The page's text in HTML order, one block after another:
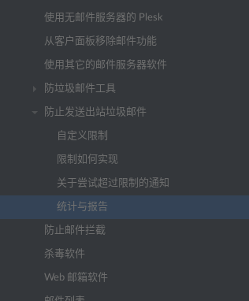
使用无邮件服务器的 Plesk
从客户面板移除邮件功能
使用其它的邮件服务器软件
防垃圾邮件工具
防止发送出站垃圾邮件
自定义限制
限制如何实现
关于尝试超过限制的通知
统计与报告
防止邮件拦截
杀毒软件
Web 邮箱软件